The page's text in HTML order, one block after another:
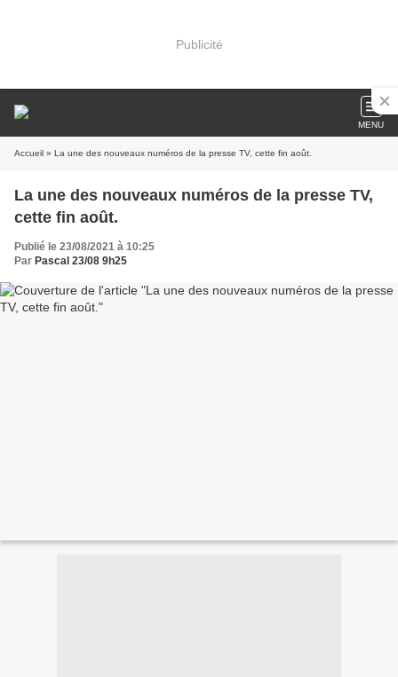
Publicité
MENU
Accueil » La une des nouveaux numéros de la presse TV, cette fin août.
La une des nouveaux numéros de la presse TV,
cette fin août.
Publié le 23/08/2021 à 10:25
Par Pascal 23/08 9h25